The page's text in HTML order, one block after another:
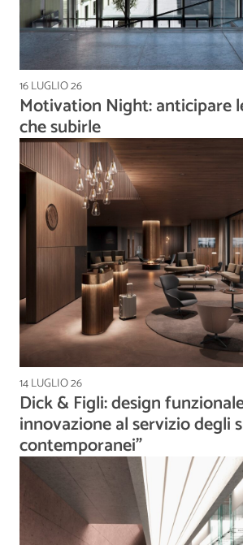
16 LUGLIO 26
Motivation Night: anticipare
che subirle
14 LUGLIO 26
Dick & Figli: design
innovazione al servizio degli
contemporanei”